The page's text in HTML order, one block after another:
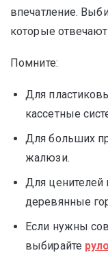
впечатление.
которые
Помните:
Для
кассетные
Для больших
жалюзи.
Для ценителей
деревянные
Если нужны
выбирайте